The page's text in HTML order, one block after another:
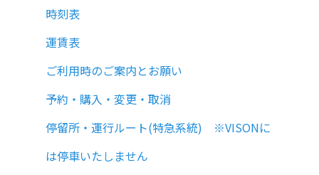
時刻表
運賃表
ご利用時のご案内とお願い
予約・購入・変更・取消
停留所・運行ルート(特急系統) ※VISONに
は停車いたしません